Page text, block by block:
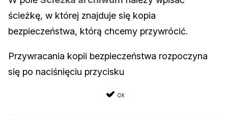
ścieżkę, w której znajduje się kopia
bezpieczeństwa, którą chcemy przywrócić.
Przywracania kopii bezpieczeństwa rozpoczyna
się po naciśnięciu przycisku